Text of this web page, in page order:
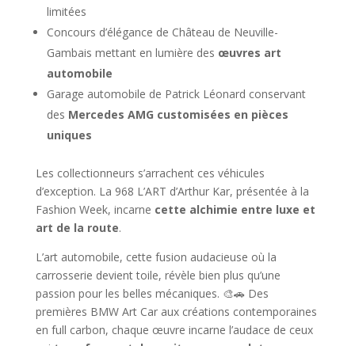
limitées
Concours d’élégance de Château de Neuville-
Gambais mettant en lumière des œuvres art
automobile
Garage automobile de Patrick Léonard conservant
des Mercedes AMG customisées en pièces
uniques
Les collectionneurs s’arrachent ces véhicules
d’exception. La 968 L’ART d’Arthur Kar, présentée à la
Fashion Week, incarne cette alchimie entre luxe et
art de la route.
L’art automobile, cette fusion audacieuse où la
carrosserie devient toile, révèle bien plus qu’une
passion pour les belles mécaniques. 🎨🚗 Des
premières BMW Art Car aux créations contemporaines
en full carbon, chaque œuvre incarne l’audace de ceux